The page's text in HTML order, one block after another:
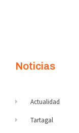
Noticias
Actualidad
Tartagal